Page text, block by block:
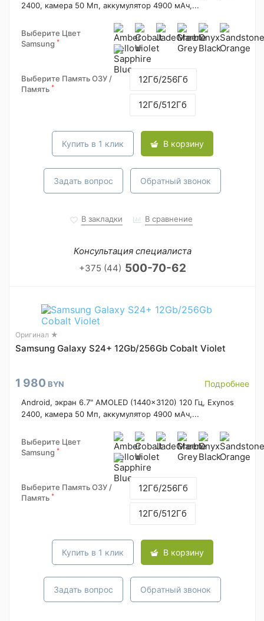
2400, камера 50 Мп, аккумулятор 4900 мАч,...
Выберите Цвет
Samsung *
Выберите Память ОЗУ /
Память *
12Гб/256Гб
12Гб/512Гб
Купить в 1 клик В корзину
Задать вопрос Обратный звонок
В закладки В сравнение
Консультация специалиста
+375 (44) 500-70-62
Оригинал ★
Samsung Galaxy S24+ 12Gb/256Gb Cobalt Violet
1 980 BYN Подробнее
Android, экран 6.7" AMOLED (1440x3120) 120 Гц, Exynos
2400, камера 50 Мп, аккумулятор 4900 мАч,...
Выберите Цвет
Samsung *
Выберите Память ОЗУ /
Память *
12Гб/256Гб
12Гб/512Гб
Купить в 1 клик В корзину
Задать вопрос Обратный звонок